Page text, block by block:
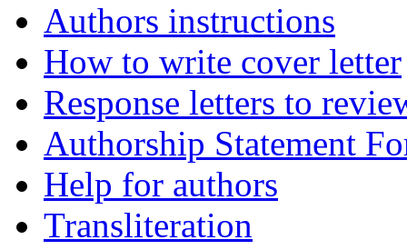
Authors instructions
How to write cover letter
Response letters to
Authorship Statement
Help for authors
Transliteration